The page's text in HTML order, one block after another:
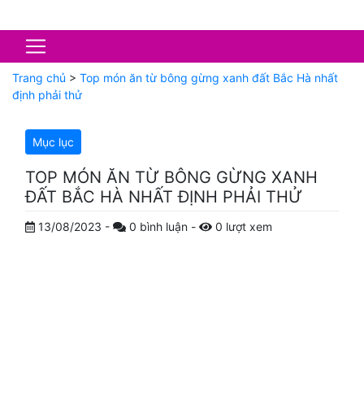
Trang chủ > Top món ăn từ bông gừng xanh đất Bắc Hà nhất
định phải thử
Mục lục
TOP MÓN ĂN TỪ BÔNG GỪNG XANH
ĐẤT BẮC HÀ NHẤT ĐỊNH PHẢI THỬ
13/08/2023 - 0 bình luận - 0 lượt xem